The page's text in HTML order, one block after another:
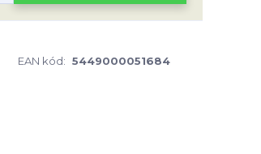
EAN kód: 5449000051684